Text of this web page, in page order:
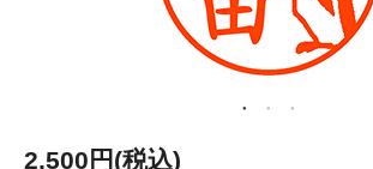
2,500円(税込)